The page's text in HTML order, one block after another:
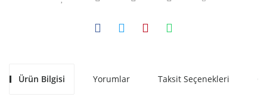
Ürün Bilgisi Yorumlar Taksit Seçenekleri